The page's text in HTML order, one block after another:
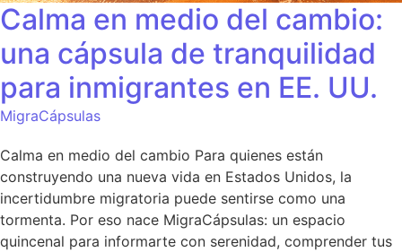
Calma en medio del cambio:
una cápsula de tranquilidad
para inmigrantes en EE. UU.
MigraCápsulas
Calma en medio del cambio Para quienes están
construyendo una nueva vida en Estados Unidos, la
incertidumbre migratoria puede sentirse como una
tormenta. Por eso nace MigraCápsulas: un espacio
quincenal para informarte con serenidad, comprender tus